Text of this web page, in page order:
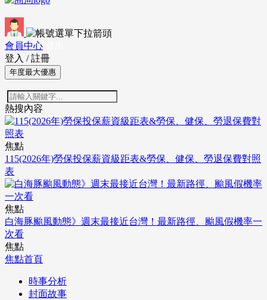
會員中心
登入 / 註冊
年度最大優惠
熱搜內容
焦點
115(2026年)勞保投保薪資級距表&勞保、健保、勞退保費對照
表
焦點
白海豚颱風動態》週末最接近台灣！最新路徑、颱風假機率一
次看
焦點
焦點首頁
時事分析
封面故事